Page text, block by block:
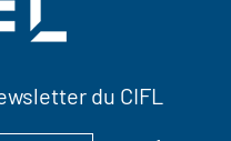
du CIFL